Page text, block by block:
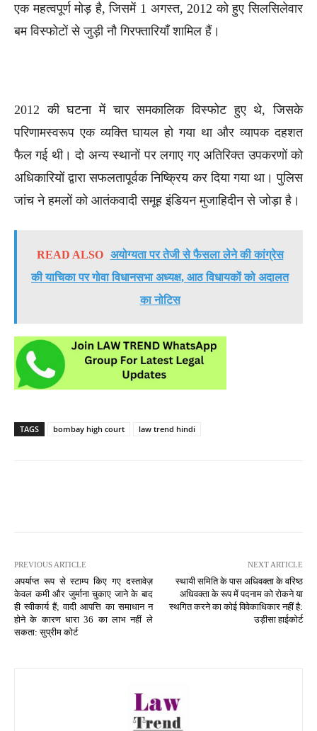
एक महत्वपूर्ण मोड़ है, जिसमें 1 अगस्त, 2012 को हुए सिलसिलेवार
बम विस्फोटों से जुड़ी नौ गिरफ्तारियाँ शामिल हैं।
2012 की घटना में चार समकालिक विस्फोट हुए थे, जिसके
परिणामस्वरूप एक व्यक्ति घायल हो गया था और व्यापक दहशत
फैल गई थी। दो अन्य स्थानों पर लगाए गए अतिरिक्त उपकरणों को
अधिकारियों द्वारा सफलतापूर्वक निष्क्रिय कर दिया गया था। पुलिस
जांच ने हमलों को आतंकवादी समूह इंडियन मुजाहिदीन से जोड़ा है।
READ ALSO
अयोग्यता पर तेजी से फैसला लेने की कांग्रेस
की याचिका पर गोवा विधानसभा अध्यक्ष, आठ विधायकों को अदालत
का नोटिस
TAGS bombay high court law trend hindi
PREVIOUS ARTICLE
अपर्याप्त रूप से स्टाम्प किए गए दस्तावेज़
केवल कमी और जुर्माना चुकाए जाने के बाद
ही स्वीकार्य हैं; वादी आपत्ति का समाधान न
होने के कारण धारा 36 का लाभ नहीं ले
सकता: सुप्रीम कोर्ट
NEXT ARTICLE
स्थायी समिति के पास अधिवक्ता के वरिष्ठ
अधिवक्ता के रूप में पदनाम को रोकने या
स्थगित करने का कोई विवेकाधिकार नहीं है:
उड़ीसा हाईकोर्ट